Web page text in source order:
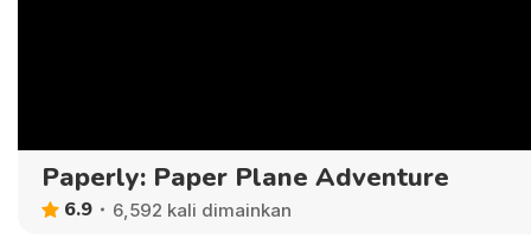
Paperly: Paper Plane Adventure
6.9 6,592 kali dimainkan